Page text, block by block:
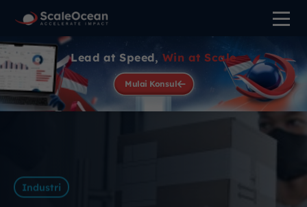
Lead at Speed, Win at Scale
Mulai Konsul
Industri